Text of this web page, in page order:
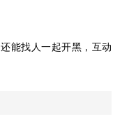
能找人一起开黑，互动